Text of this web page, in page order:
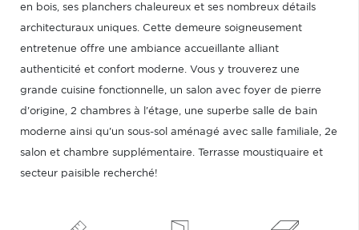
en bois, ses planchers chaleureux et ses nombreux détails
architecturaux uniques. Cette demeure soigneusement
entretenue offre une ambiance accueillante alliant
authenticité et confort moderne. Vous y trouverez une
grande cuisine fonctionnelle, un salon avec foyer de pierre
d'origine, 2 chambres à l'étage, une superbe salle de bain
moderne ainsi qu'un sous-sol aménagé avec salle familiale, 2e
salon et chambre supplémentaire. Terrasse moustiquaire et
secteur paisible recherché!